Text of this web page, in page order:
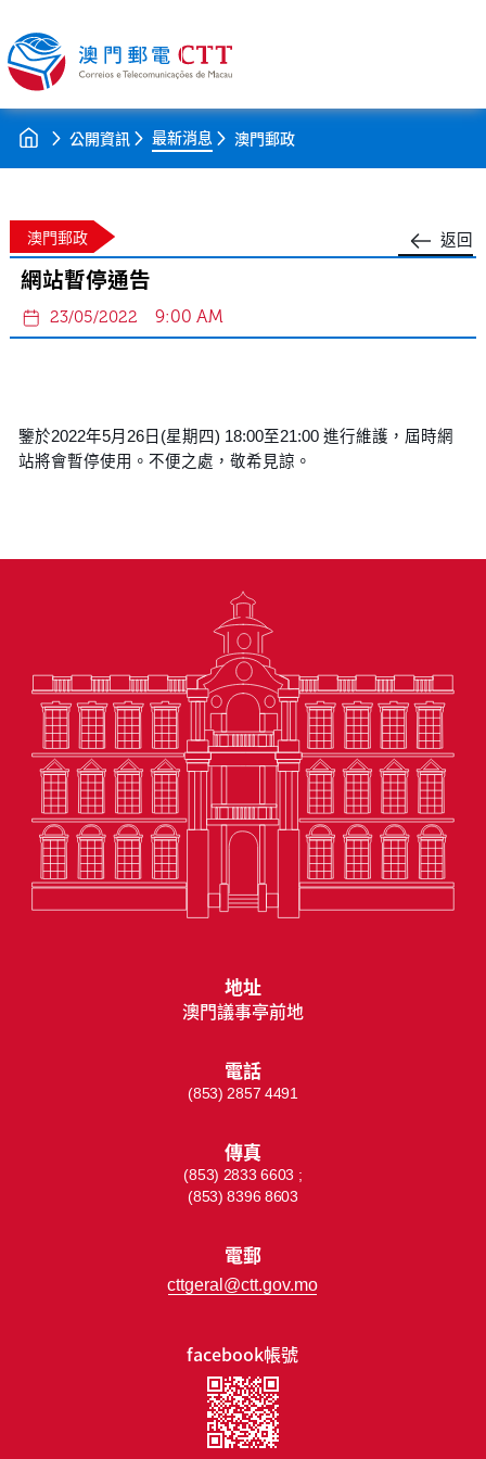
公開資訊 最新消息 澳門郵政
返回
澳門郵政
網站暫停通告
23/05/2022 9:00 AM
鑒於2022年5月26日(星期四) 18:00至21:00 進行維護，屆時網
站將會暫停使用。不便之處，敬希見諒。
facebook帳號
地址
澳門議事亭前地
電話
(853) 2857 4491
傳真
(853) 2833 6603 ;
(853) 8396 8603
電郵
cttgeral@ctt.gov.mo